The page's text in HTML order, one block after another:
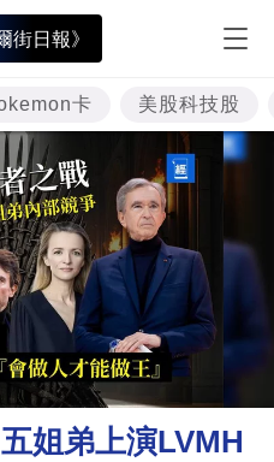
街日報》
卡 美股科技股
姐弟上演LVMH